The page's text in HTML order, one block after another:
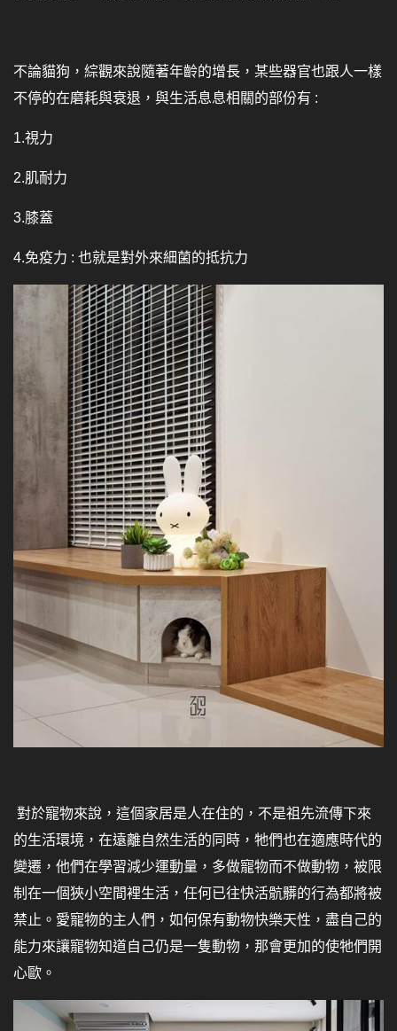
不論貓狗，綜觀來說隨著年齡的增長，某些器官也跟人一樣
不停的在磨耗與衰退，與生活息息相關的部份有 :
1.視力
2.肌耐力
3.膝蓋
4.免疫力 : 也就是對外來細菌的抵抗力
對於寵物來說，這個家居是人在住的，不是祖先流傳下來
的生活環境，在遠離自然生活的同時，牠們也在適應時代的
變遷，他們在學習減少運動量，多做寵物而不做動物，被限
制在一個狹小空間裡生活，任何已往快活骯髒的行為都將被
禁止。愛寵物的主人們，如何保有動物快樂天性，盡自己的
能力來讓寵物知道自己仍是一隻動物，那會更加的使牠們開
心歐。